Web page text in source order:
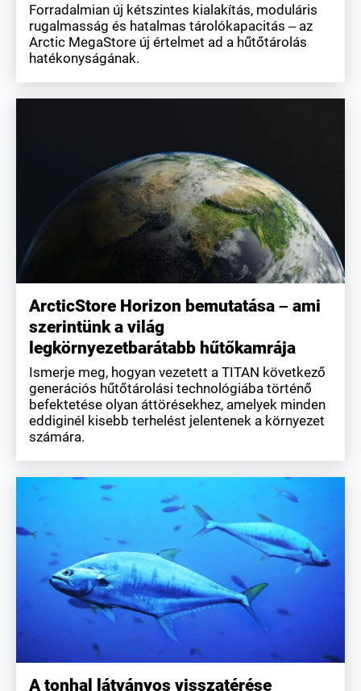
Forradalmian új kétszintes kialakítás, moduláris
rugalmasság és hatalmas tárolókapacitás – az
Arctic MegaStore új értelmet ad a hűtőtárolás
hatékonyságának.
ArcticStore Horizon bemutatása – ami
szerintünk a világ
legkörnyezetbarátabb hűtőkamrája
Ismerje meg, hogyan vezetett a TITAN következő
generációs hűtőtárolási technológiába történő
befektetése olyan áttörésekhez, amelyek minden
eddiginél kisebb terhelést jelentenek a környezet
számára.
A tonhal látványos visszatérése